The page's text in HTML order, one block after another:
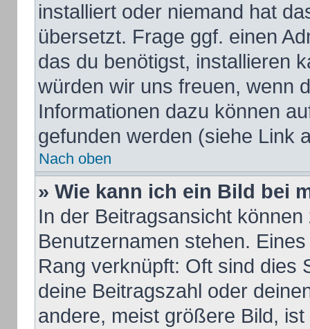
installiert oder niemand hat
übersetzt. Frage ggf. einen
das du benötigst, installieren
würden wir uns freuen, wenn
Informationen dazu können
gefunden werden (siehe Link
Nach oben
» Wie kann ich ein Bild bei
In der Beitragsansicht
Benutzernamen stehen.
Rang verknüpft: Oft sind dies
deine Beitragszahl oder
andere, meist größere Bild,